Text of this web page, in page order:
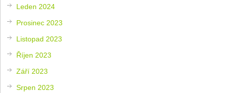
Leden 2024
Prosinec 2023
Listopad 2023
Říjen 2023
Září 2023
Srpen 2023